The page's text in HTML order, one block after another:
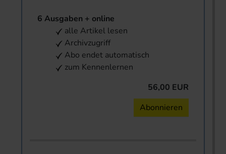
6 Ausgaben + online
alle Artikel lesen
Archivzugriff
Abo endet automatisch
zum Kennenlernen
56,00 EUR
Abonnieren